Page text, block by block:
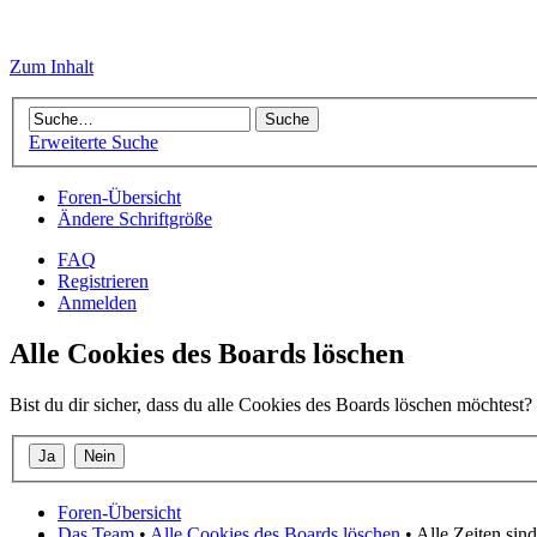
Zum Inhalt
Erweiterte Suche
Foren-Übersicht
Ändere Schriftgröße
FAQ
Registrieren
Anmelden
Alle Cookies des Boards löschen
Bist du dir sicher, dass du alle Cookies des Boards löschen möchtest?
Foren-Übersicht